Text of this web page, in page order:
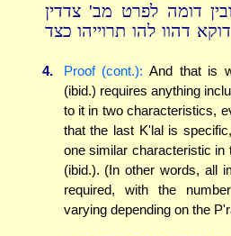
דומה לפרט מב' צדדין
דהוו להו תרוייהו כצד
4. Proof (cont.): And that is
(ibid.) requires anything
to it in two characteristics,
that the last K'lal is
one similar characteristic in
(ibid.). (In other words, all
required, with the
varying depending on the